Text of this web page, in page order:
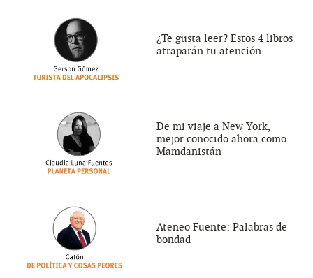
¿Te gusta leer? Estos 4 libros
atraparán tu atención
De mi viaje a New York,
mejor conocido ahora como
Mamdanistán
Ateneo Fuente: Palabras de
bondad